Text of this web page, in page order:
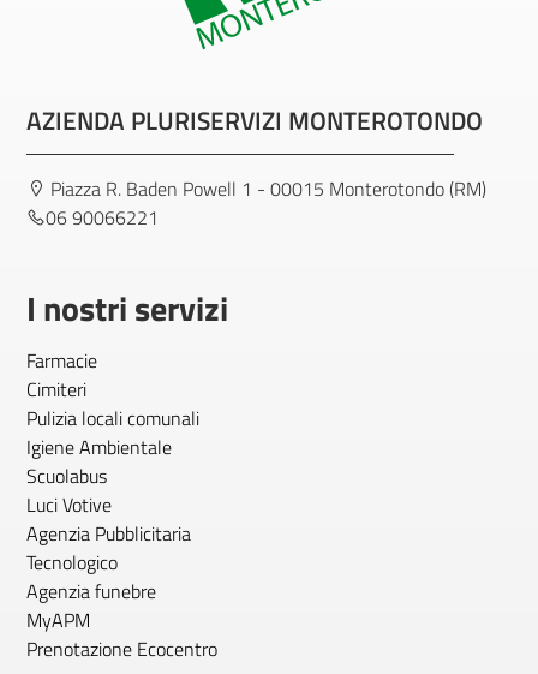
AZIENDA PLURISERVIZI MONTEROTONDO
Piazza R. Baden Powell 1 - 00015 Monterotondo (RM)
06 90066221
I nostri servizi
Farmacie
Cimiteri
Pulizia locali comunali
Igiene Ambientale
Scuolabus
Luci Votive
Agenzia Pubblicitaria
Tecnologico
Agenzia funebre
MyAPM
Prenotazione Ecocentro